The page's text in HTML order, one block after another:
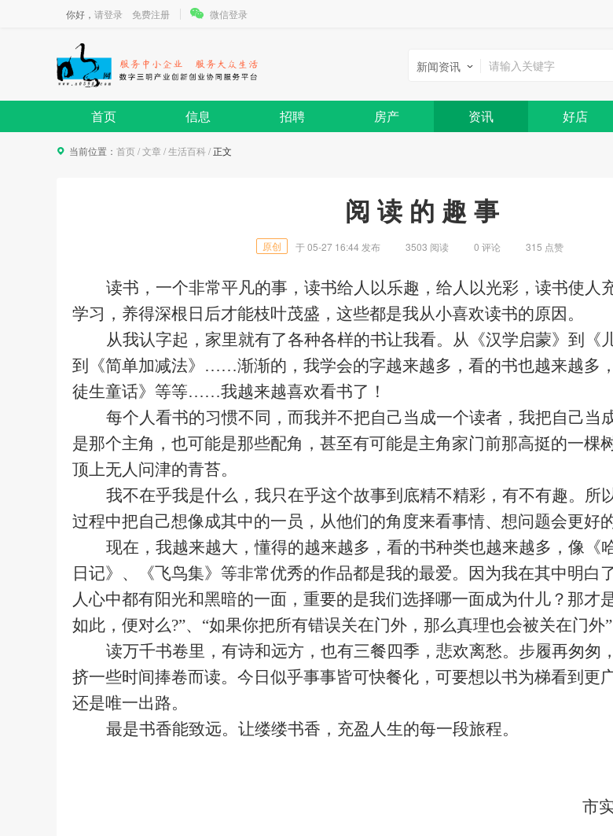
你好， 请登录 免费注册 微信登录
新闻资讯
首页 信息 招聘 房产 资讯 好店
当前位置： 首页/文章/生活百科/正文
阅 读 的 趣 事
原创 于05-27 16:44 发布 3503 阅读 0 评论 315 点赞
读书，一个非常平凡的事，读书给人以乐趣，给人以光彩，读书使人
学习，养得深根日后才能枝叶茂盛，这些都是我从小喜欢读书的原因。
从我认字起，家里就有了各种各样的书让我看。从《汉学启蒙》到《
到《简单加减法》 ……渐渐的，我学会的字越来越多，看的书也越来越多
徒生童话》 等等……我越来越喜欢看书了！
每个人看书的习惯不同，而我并不把自己当成一个读者，我把自己当
是那个主角 ，也可能是那些配角， 甚至有可能是主角家门前那高挺的一棵
顶上无人问津的青苔。
我不在乎我是什么，我只在乎这个故事到底精不精彩，有不有趣。所
过程中把自己想像成其中的一员，从他们的角度来看事情、想问题会更好
现在，我越来越大，懂得的越来越多，看的书种类也越来越多，像《
日记》、《飞鸟集》等非常优秀的作品都是我的最爱。因为我在其中明白
人心中都有阳光和黑暗的一面 ， 重要的是我们选择哪一面成为什儿 ？ 那才
如此，便对么?”、“如果你把所有错误关在门外，那么真理也会被关在门
读万千书卷里，有诗和远方，也有三餐四季，悲欢离愁。步履再匆匆
挤一些时间捧卷而读。今日似乎事事皆可快餐化，可要想以书为梯看到更
还是唯一出路。
最是书香能致远。让缕缕书香，充盈人生的每一段旅程。
市